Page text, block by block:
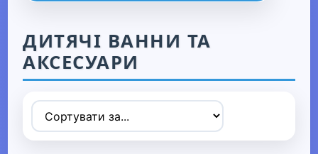
▶ Спорт та захоплення
ДИТЯЧІ ВАННИ ТА
АКСЕСУАРИ